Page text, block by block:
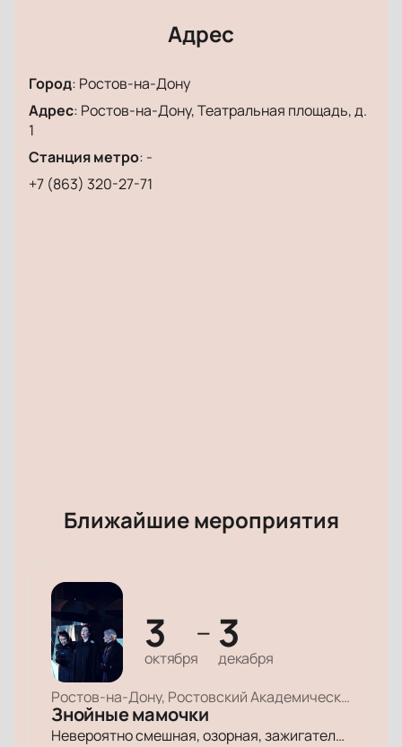
Адрес
Город: Ростов-на-Дону
Адрес: Ростов-на-Дону, Театральная площадь, д.
1
Станция метро: -
+7 (863) 320-27-71
Ближайшие мероприятия
3
октября
— 3
декабря
Ростов-на-Дону, Ростовский Академический Театр Драмы, Малая сцена
Знойные мамочки
Невероятно смешная, озорная, зажигательная комедия – о том, как две прекрасные леди степенного возраста вовсе не торопятся остепеняться, и подают своим уже взрослым детям отличный пример, как жить на полную катушку.